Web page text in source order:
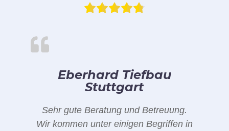
Eberhard Tiefbau
Stuttgart
Sehr gute Beratung und Betreuung.
Wir kommen unter einigen Begriffen in